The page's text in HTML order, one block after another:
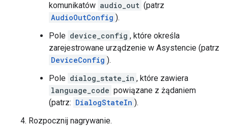
komunikatów audio_out (patrz
AudioOutConfig ).
Pole device_config , które określa
zarejestrowane urządzenie w Asystencie (patrz
DeviceConfig ).
Pole dialog_state_in , które zawiera
language_code powiązane z żądaniem
(patrz: DialogStateIn ).
Rozpocznij nagrywanie.